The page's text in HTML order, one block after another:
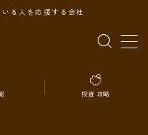
る人を応援する会社
投資 攻略